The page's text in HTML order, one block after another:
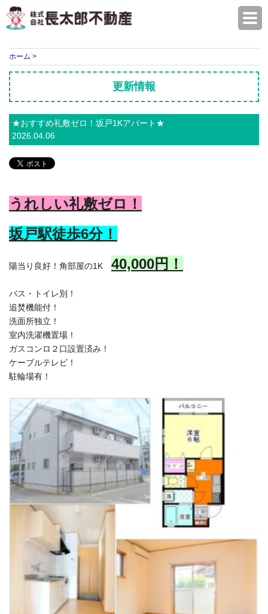
ホーム >
更新情報
★おすすめ礼敷ゼロ！坂戸1Kアパート★
2026.04.06
うれしい礼敷ゼロ！
坂戸駅徒歩6分！
陽当り良好！角部屋の1K 40,000円！
バス・トイレ別！
追焚機能付！
洗面所独立！
室内洗濯機置場！
ガスコンロ２口設置済み！
ケーブルテレビ！
駐輪場有！